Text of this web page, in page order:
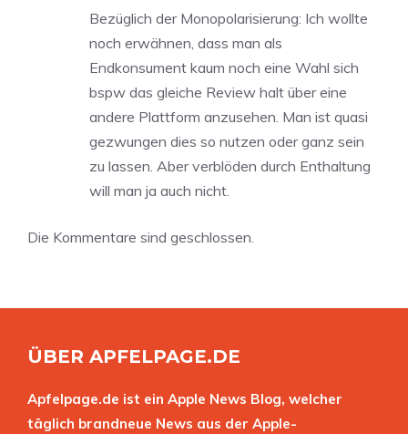
Bezüglich der Monopolarisierung: Ich wollte
noch erwähnen, dass man als
Endkonsument kaum noch eine Wahl sich
bspw das gleiche Review halt über eine
andere Plattform anzusehen. Man ist quasi
gezwungen dies so nutzen oder ganz sein
zu lassen. Aber verblöden durch Enthaltung
will man ja auch nicht.
Die Kommentare sind geschlossen.
ÜBER APFELPAGE.DE
Apfelpage.de ist ein Apple News Blog, welcher
täglich brandneue News aus der Apple-